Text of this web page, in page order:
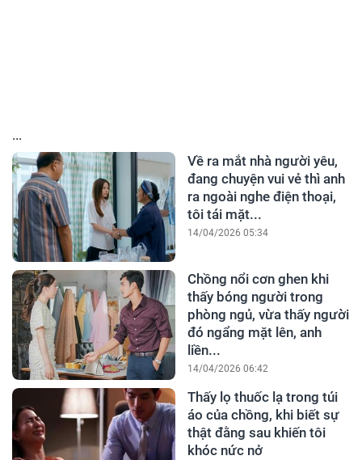
...
Về ra mắt nhà người yêu,
đang chuyện vui vẻ thì anh
ra ngoài nghe điện thoại,
tôi tái mặt...
14/04/2026 05:34
Chồng nổi cơn ghen khi
thấy bóng người trong
phòng ngủ, vừa thấy người
đó ngẩng mặt lên, anh
liền...
14/04/2026 06:42
Thấy lọ thuốc lạ trong túi
áo của chồng, khi biết sự
thật đằng sau khiến tôi
khóc nức nở